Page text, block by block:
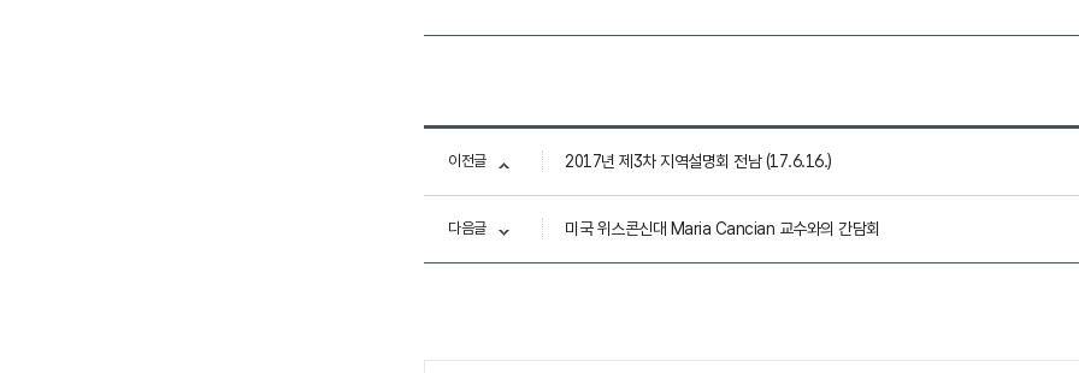
이전글 2017년 제3차 지역설명회 전남 (17.6.16.)
다음글 미국 위스콘신대 Maria Cancian 교수와의 간담회